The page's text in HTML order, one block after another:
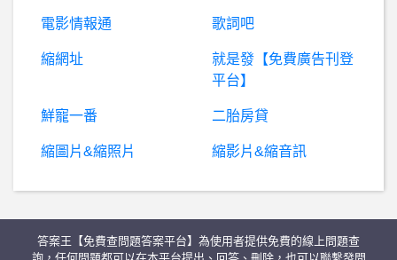
股票- 還在堅持買長榮的是哪種人？
B
itMart是真是假？是假、BitMart詐騙、BitMart交易所詐騙、BitMart詐騙APP、加密貨幣合約交易詐騙、有被BitMart騙錢的嗎？
ARN-2815車子亂停門口，不留電話，要如何處理？
電影情報通 歌詞吧
縮網址
就是發【免費廣告刊登
平台】
鮮寵一番 二胎房貸
縮圖片&縮照片 縮影片&縮音訊
答案王【免費查問題答案平台】為使用者提供免費的線上問題查